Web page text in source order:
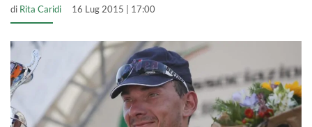
di Rita Caridi 16 Lug 2015 | 17:00